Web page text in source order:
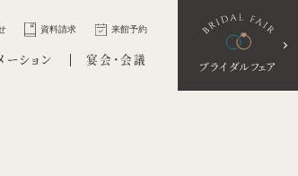
資料請求 来館予約
ブライダルフェア
ーション 宴会・会議